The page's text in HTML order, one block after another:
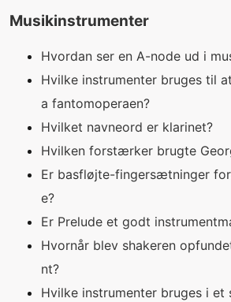
Musikinstrumenter
Hvordan ser en A-node ud i
Hvilke instrumenter bruges til
a fantomoperaen?
Hvilket navneord er klarinet?
Hvilken forstærker brugte
Er basfløjte-fingersætninger
e?
Er Prelude et godt
Hvornår blev shakeren
nt?
Hvilke instrumenter bruges i et